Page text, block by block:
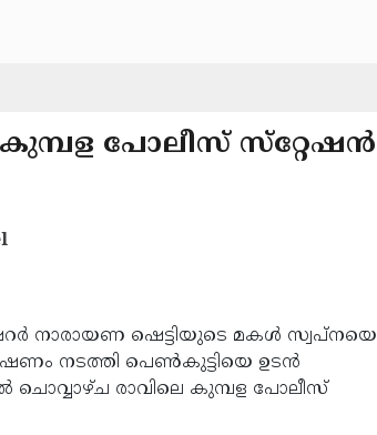
കുമ്പള പോലീസ് സ്‌റ്റേഷന്‍
നാരായണ ഷെട്ടിയുടെ മകള്‍ സ്വപ്‌നയെ
നടത്തി പെണ്‍കുട്ടിയെ ഉടന്‍
ചൊവ്വാഴ്ച രാവിലെ കുമ്പള പോലീസ്